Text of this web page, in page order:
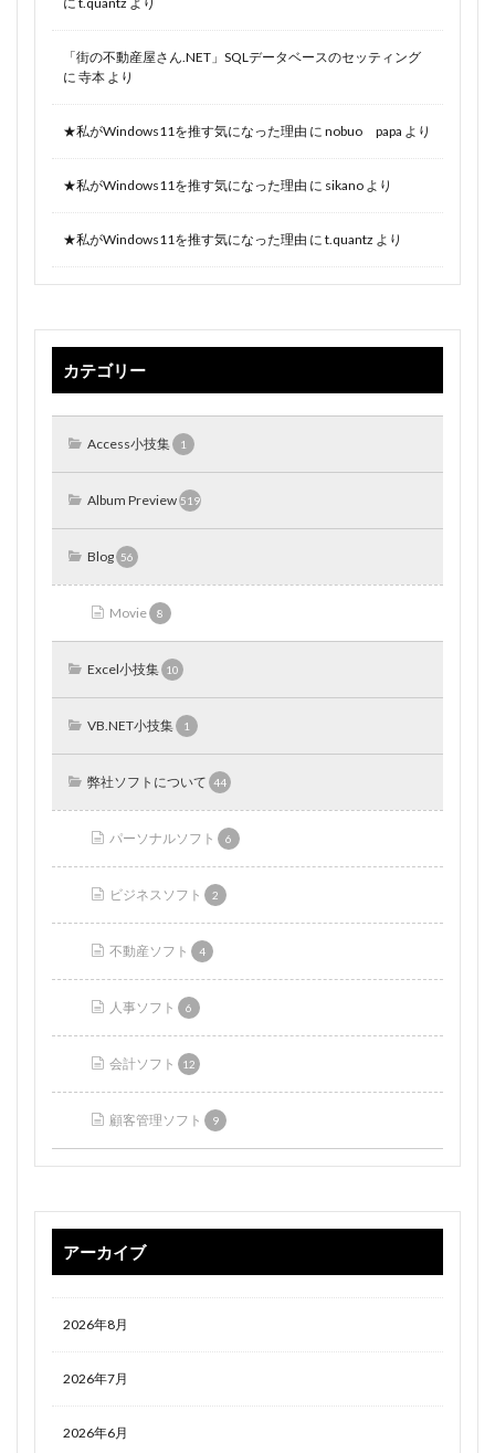
「街の不動産屋さん.NET」SQLデータベースのセッティング
に 寺本 より
★私がWindows11を推す気になった理由 に nobuo papa より
★私がWindows11を推す気になった理由 に sikano より
★私がWindows11を推す気になった理由 に t.quantz より
カテゴリー
Access小技集 1
Album Preview 519
Blog 56
Movie 8
Excel小技集 10
VB.NET小技集 1
弊社ソフトについて 44
パーソナルソフト 6
ビジネスソフト 2
不動産ソフト 4
人事ソフト 6
会計ソフト 12
顧客管理ソフト 9
アーカイブ
2026年8月
2026年7月
2026年6月